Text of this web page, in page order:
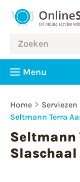
Menu
Home
Serviezen
Seltmann Terra
Seltmann
Slaschaal